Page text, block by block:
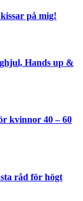
på mig!
Hands up &
kvinnor 40 – 60
råd för högt